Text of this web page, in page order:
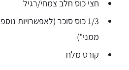
חצי כוס חלב צמחי/רגיל
1/3 כוס סוכר (לאפשרויות
ממני")
קורט מלח